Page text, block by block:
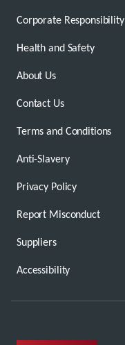
Corporate Responsibility
Health and Safety
About Us
Contact Us
Terms and Conditions
Anti-Slavery
Privacy Policy
Report Misconduct
Suppliers
Accessibility